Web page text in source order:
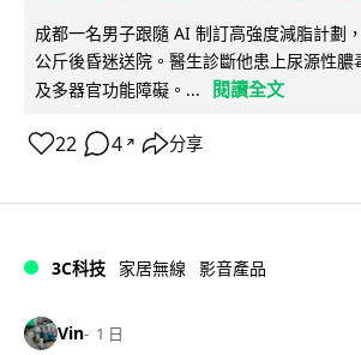
成都一名男子跟隨 AI 制訂高強度減脂計劃
公斤後昏迷送院。醫生診斷他患上尿源性膿
及多器官功能障礙。...
閱讀全文
22 4 ↗ 分享
3C科技 家居無線 影音產品
Vin 1 日